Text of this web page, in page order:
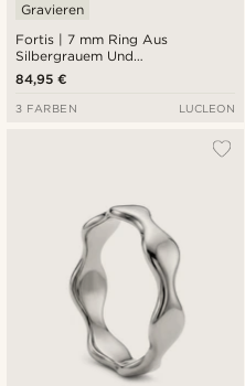
Fortis | 7 mm Ring Aus
Silbergrauem Und
Silberfarbenem, Doppelt
Gerilltem Damaststahl Und
Roségoldfarbenem Titan
Gravieren
84,95 €
3 FARBEN LUCLEON